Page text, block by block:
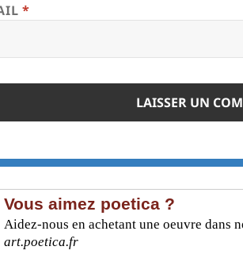
*
Vous aimez poetica ?
Aidez-nous en achetant une oeuvre dans
art.poetica.fr